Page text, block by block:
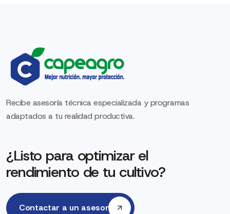
Recibe asesoría técnica especializada y programas
adaptados a tu realidad productiva.
¿Listo para optimizar el
rendimiento de tu cultivo?
Contactar a un asesor